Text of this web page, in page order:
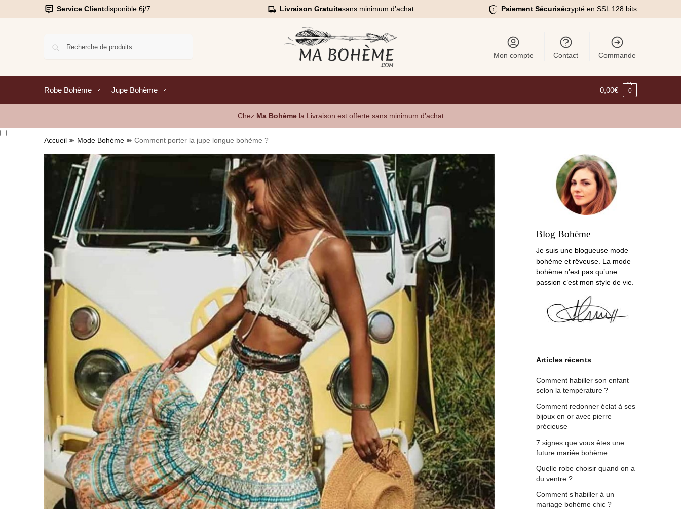
Service Clientdisponible 6j/7 Livraison Gratuitesans minimum d’achat Paiement Sécurisécrypté en SSL 128 bits
Mon compte Contact Commande
Robe Bohème Jupe Bohème 0,00€ 0
Chez Ma Bohèmela Livraison est offerte sans minimum d’achat
Accueil ➽ Mode Bohème ➽ Comment porter la jupe longue bohème ?
Blog Bohème
Je suis une blogueuse mode
bohème et rêveuse. La mode
bohème n’est pas qu’une
passion c’est mon style de vie.
Articles récents
Comment habiller son enfant
selon la température ?
Comment redonner éclat à ses
bijoux en or avec pierre
précieuse
7 signes que vous êtes une
future mariée bohème
Quelle robe choisir quand on a
du ventre ?
Comment s’habiller à un
mariage bohème chic ?